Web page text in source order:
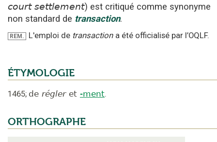
court settlement) est critiqué comme synonyme
non standard de transaction.
REM. L'emploi de transaction a été officialisé par l’OQLF.
ÉTYMOLOGIE
1465; de régler et -ment.
ORTHOGRAPHE